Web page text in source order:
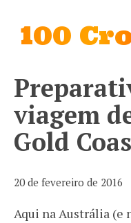
100
viagem
Gold
20 de fevereiro de 2016
Aqui na Austrália (e